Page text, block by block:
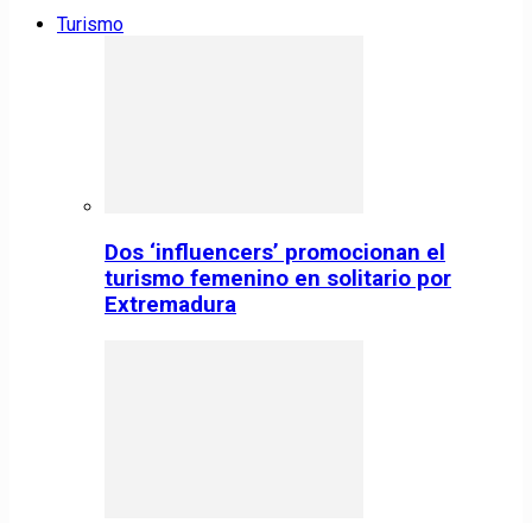
Turismo
Dos ‘influencers’ promocionan el
turismo femenino en solitario por
Extremadura